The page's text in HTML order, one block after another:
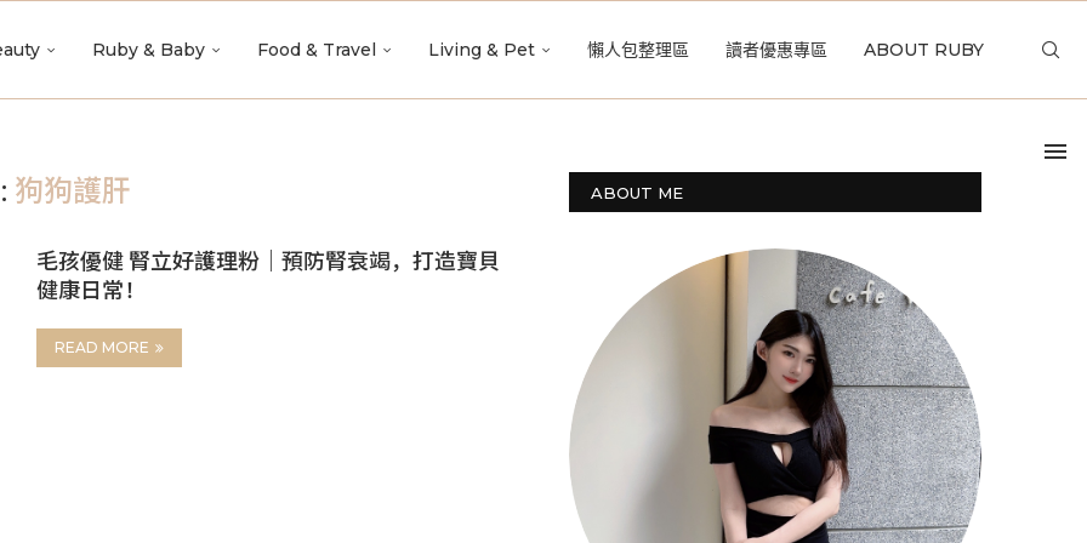
Ruby & Baby Food & Travel Living & Pet 懶人包整理區 讀者優惠專區 ABOUT RUBY
狗狗護肝
毛孩優健 腎立好護理粉｜預防腎衰竭，打造寶貝
健康日常！
READ MORE
ABOUT ME